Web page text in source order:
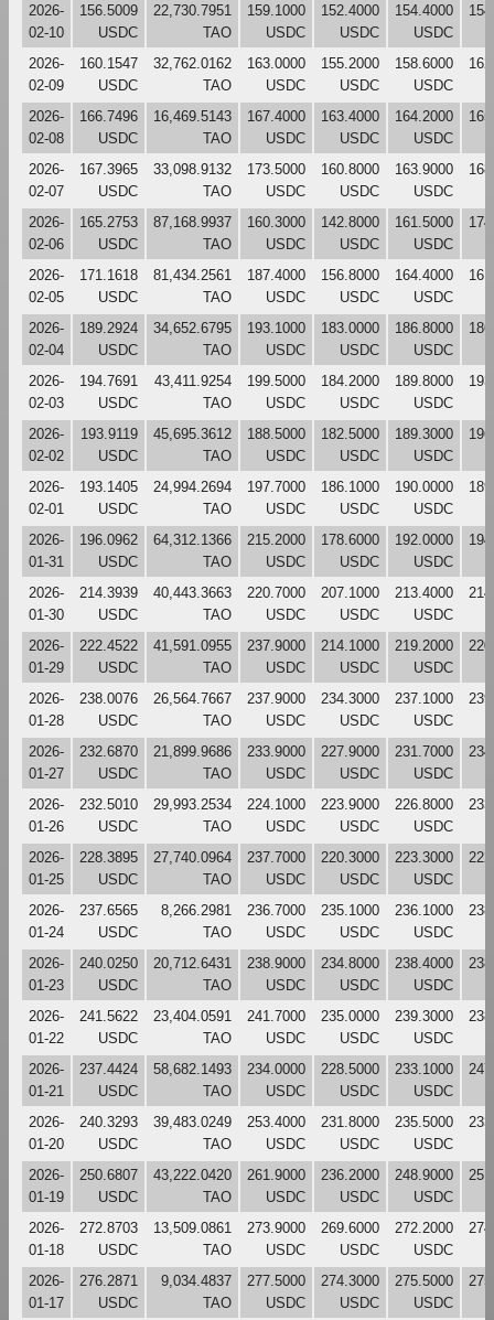
2026-
02-10
156.5009
USDC
22,730.7951
TAO
159.1000
USDC
152.4000
USDC
154.4000
USDC
2026-
02-09
160.1547
USDC
32,762.0162
TAO
163.0000
USDC
155.2000
USDC
158.6000
USDC
2026-
02-08
166.7496
USDC
16,469.5143
TAO
167.4000
USDC
163.4000
USDC
164.2000
USDC
2026-
02-07
167.3965
USDC
33,098.9132
TAO
173.5000
USDC
160.8000
USDC
163.9000
USDC
2026-
02-06
165.2753
USDC
87,168.9937
TAO
160.3000
USDC
142.8000
USDC
161.5000
USDC
2026-
02-05
171.1618
USDC
81,434.2561
TAO
187.4000
USDC
156.8000
USDC
164.4000
USDC
2026-
02-04
189.2924
USDC
34,652.6795
TAO
193.1000
USDC
183.0000
USDC
186.8000
USDC
2026-
02-03
194.7691
USDC
43,411.9254
TAO
199.5000
USDC
184.2000
USDC
189.8000
USDC
2026-
02-02
193.9119
USDC
45,695.3612
TAO
188.5000
USDC
182.5000
USDC
189.3000
USDC
2026-
02-01
193.1405
USDC
24,994.2694
TAO
197.7000
USDC
186.1000
USDC
190.0000
USDC
2026-
01-31
196.0962
USDC
64,312.1366
TAO
215.2000
USDC
178.6000
USDC
192.0000
USDC
2026-
01-30
214.3939
USDC
40,443.3663
TAO
220.7000
USDC
207.1000
USDC
213.4000
USDC
2026-
01-29
222.4522
USDC
41,591.0955
TAO
237.9000
USDC
214.1000
USDC
219.2000
USDC
2026-
01-28
238.0076
USDC
26,564.7667
TAO
237.9000
USDC
234.3000
USDC
237.1000
USDC
2026-
01-27
232.6870
USDC
21,899.9686
TAO
233.9000
USDC
227.9000
USDC
231.7000
USDC
2026-
01-26
232.5010
USDC
29,993.2534
TAO
224.1000
USDC
223.9000
USDC
226.8000
USDC
2026-
01-25
228.3895
USDC
27,740.0964
TAO
237.7000
USDC
220.3000
USDC
223.3000
USDC
2026-
01-24
237.6565
USDC
8,266.2981
TAO
236.7000
USDC
235.1000
USDC
236.1000
USDC
2026-
01-23
240.0250
USDC
20,712.6431
TAO
238.9000
USDC
234.8000
USDC
238.4000
USDC
2026-
01-22
241.5622
USDC
23,404.0591
TAO
241.7000
USDC
235.0000
USDC
239.3000
USDC
2026-
01-21
237.4424
USDC
58,682.1493
TAO
234.0000
USDC
228.5000
USDC
233.1000
USDC
2026-
01-20
240.3293
USDC
39,483.0249
TAO
253.4000
USDC
231.8000
USDC
235.5000
USDC
2026-
01-19
250.6807
USDC
43,222.0420
TAO
261.9000
USDC
236.2000
USDC
248.9000
USDC
2026-
01-18
272.8703
USDC
13,509.0861
TAO
273.9000
USDC
269.6000
USDC
272.2000
USDC
2026-
01-17
276.2871
USDC
9,034.4837
TAO
277.5000
USDC
274.3000
USDC
275.5000
USDC